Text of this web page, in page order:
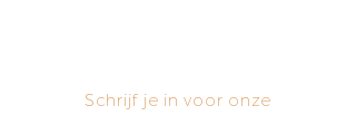
Schrijf je in voor onze